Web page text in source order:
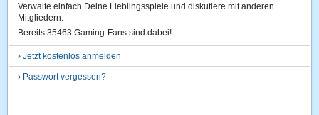
Verwalte einfach Deine Lieblingsspiele und diskutiere mit anderen
Mitgliedern.
Bereits 35463 Gaming-Fans sind dabei!
›Jetzt kostenlos anmelden
› Passwort vergessen?